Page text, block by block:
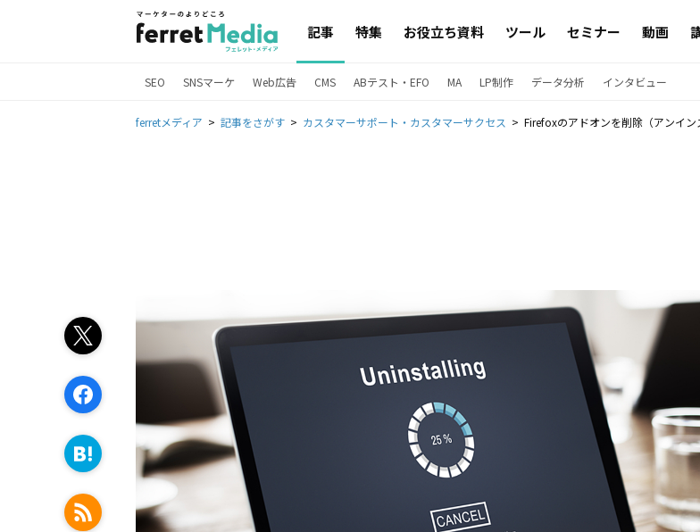
記事 特集 お役立ち資料 ツール セミナー 動画
SEO SNSマーケ Web広告 CMS ABテスト・EFO MA LP制作 データ分析 インタビュー
ferretメディア 記事をさがす カスタマーサポート・カスタマーサクセス Firefoxのアドオンを削除（アンイン